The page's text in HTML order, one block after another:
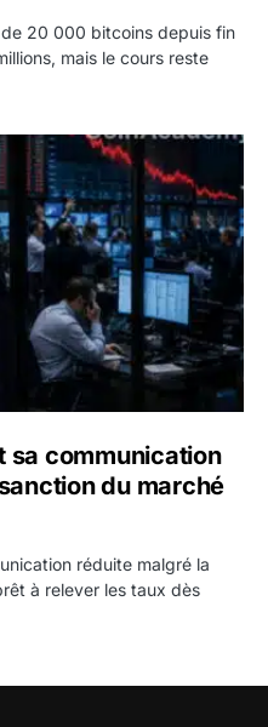
20 000 bitcoins depuis fin
mais le cours reste
minimaliste
sa communication
du marché
réduite malgré la
à relever les taux dès